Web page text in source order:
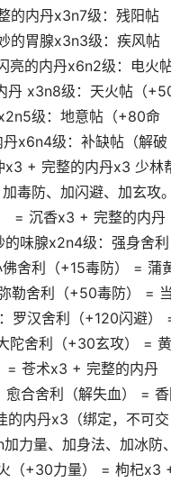
的内丹x3n7级：残阳帖
的胃腺x3n3级：疾风帖
亮的内丹x6n2级：电火
丹 x3n8级：天火帖（
级：地意帖（+80命
x6n4级：补缺帖（解破
x3 + 完整的内丹x3 少林
毒防、加闪避、加玄攻。
= 沉香x3 + 完整的内丹
味腺x2n4级：强身舍利
舍利（+15毒防） = 蒲
勒舍利（+50毒防） = 当
罗汉舍利（+120闪避）
陀舍利（+30玄攻） = 黄
= 苍术x3 + 完整的内丹
合舍利（解失血） =
内丹x3（绑定，不可交
力量、加身法、加冰防、
（+30力量） = 枸杞x3